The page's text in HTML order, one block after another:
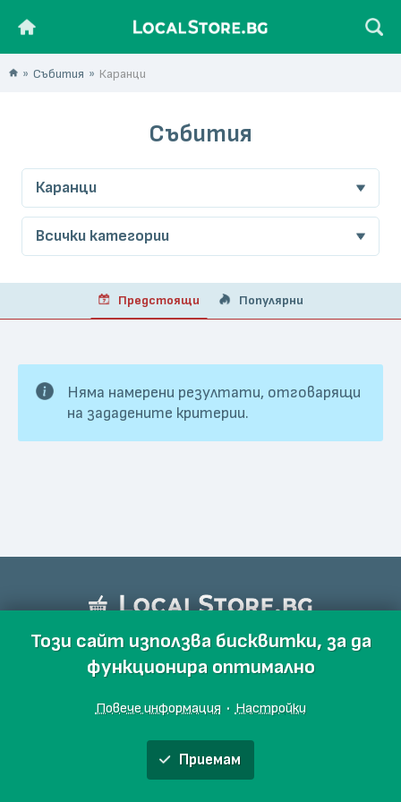
Събития Каранци
Събития
Каранци
Всички категории
Предстоящи Популярни
Няма намерени резултати, отговарящи
на зададените критерии.
Този сайт използва бисквитки, за да
функционира оптимално
Повече информация · Настройки
Приемам